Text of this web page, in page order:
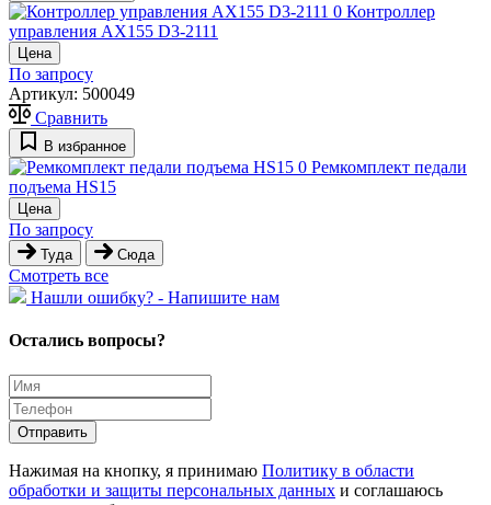
0 Контроллер
управления AX155 D3-2111
Цена
По запросу
Артикул: 500049
Сравнить
В избранное
0 Ремкомплект педали
подъема HS15
Цена
По запросу
Туда Сюда
Cмотреть все
Hашли ошибку? - Напишите нам
Остались вопросы?
Отправить
Нажимая на кнопку, я принимаю Политику в области
обработки и защиты персональных данных и соглашаюсь